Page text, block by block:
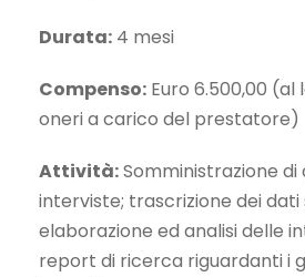
Durata: 4 mesi
Compenso: Euro 6.500,00
oneri a carico del prestatore)
Attività:Somministrazione di
interviste; trascrizione dei dati
elaborazione ed analisi delle
report di ricerca riguardanti i